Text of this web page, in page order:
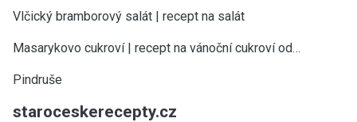
Vlčický bramborový salát | recept na salát
Masarykovo cukroví | recept na vánoční cukroví od…
Pindruše
staroceskerecepty.cz